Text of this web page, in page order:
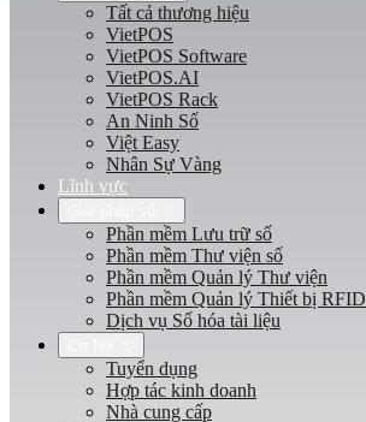
Tất cả thương hiệu
VietPOS
VietPOS Software
VietPOS.AI
VietPOS Rack
An Ninh Số
Việt Easy
Nhân Sự Vàng
Lĩnh vực
Phần mềm Lưu trữ số
Phần mềm Thư viện số
Phần mềm Quản lý Thư viện
Phần mềm Quản lý Thiết bị RFID
Dịch vụ Số hóa tài liệu
Tuyển dụng
Hợp tác kinh doanh
Nhà cung cấp